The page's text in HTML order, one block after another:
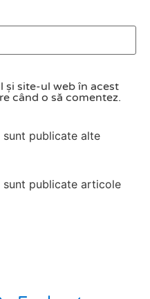
și site-ul web în acest
când o să comentez.
publicate alte
publicate articole